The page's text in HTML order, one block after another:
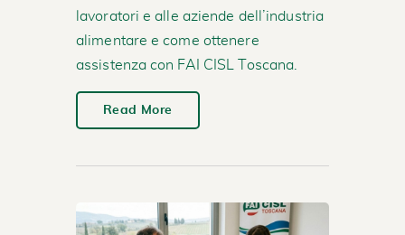
lavoratori e alle aziende dell’industria
alimentare e come ottenere
assistenza con FAI CISL Toscana.
Read More